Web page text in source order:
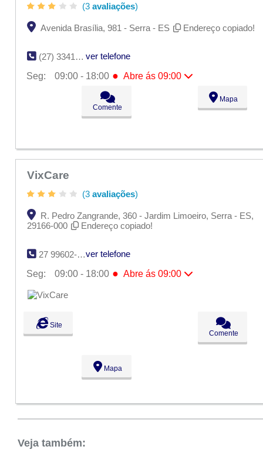
(3 avaliações)
Avenida Brasília, 981 - Serra - ES Endereço copiado!
(27) 3341-5115
ver telefone
Seg:
09:00 - 18:00 ● Abre ás 09:00
09:00 - 18:00
09:00 - 18:00
09:00 - 18:00
Comente
Mapa
VixCare
(3 avaliações)
R. Pedro Zangrande, 360 - Jardim Limoeiro, Serra - ES,
29166-000
Endereço copiado!
27 99602-6369
ver telefone
Seg:
09:00 - 18:00 ● Abre ás 09:00
Seg:
Ter:
Qui:
Sex:
09:00 - 18:00
Site
Comente
Mapa
Veja também: